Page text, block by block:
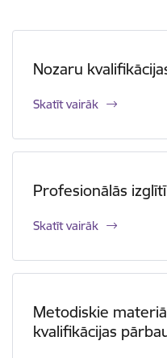
Nozaru
Skatīt vairāk
Profesionālās
Skatīt vairāk
Metodiskie
kvalifikācijas